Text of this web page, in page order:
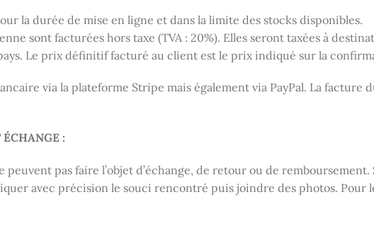
la durée de mise en ligne et dans la limite des stocks disponibles.
sont facturées hors taxe (TVA : 20%). Elles seront taxées à
Le prix définitif facturé au client est le prix indiqué sur la
via la plateforme Stripe mais également via PayPal. La
:
peuvent pas faire l’objet d’échange, de retour ou de
avec précision le souci rencontré puis joindre des photos. Pour